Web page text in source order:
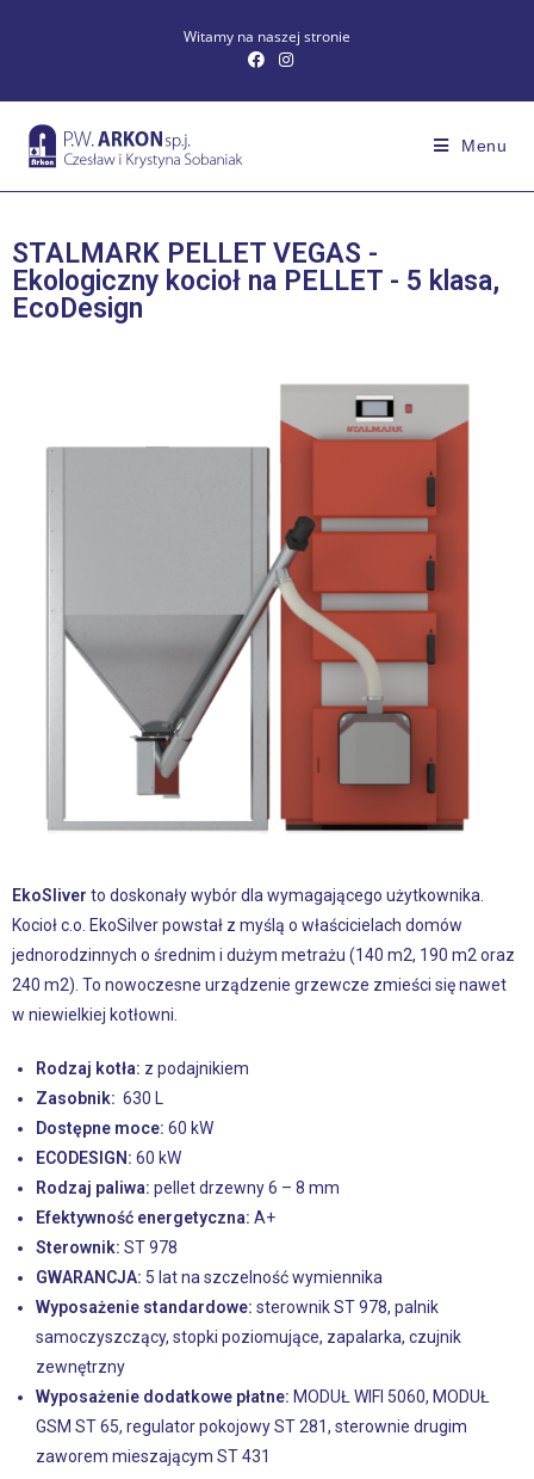
Witamy na naszej stronie
Menu
STALMARK PELLET VEGAS -
Ekologiczny kocioł na PELLET - 5 klasa,
EcoDesign
EkoSliver to doskonały wybór dla wymagającego użytkownika.
Kocioł c.o. EkoSilver powstał z myślą o właścicielach domów
jednorodzinnych o średnim i dużym metrażu (140 m2, 190 m2 oraz
240 m2). To nowoczesne urządzenie grzewcze zmieści się nawet
w niewielkiej kotłowni.
Rodzaj kotła: z podajnikiem
Zasobnik: 630 L
Dostępne moce: 60 kW
ECODESIGN: 60 kW
Rodzaj paliwa: pellet drzewny 6 – 8 mm
Efektywność energetyczna: A+
Sterownik: ST 978
GWARANCJA: 5 lat na szczelność wymiennika
Wyposażenie standardowe: sterownik ST 978, palnik
samoczyszczący, stopki poziomujące, zapalarka, czujnik
zewnętrzny
Wyposażenie dodatkowe płatne: MODUŁ WIFI 5060, MODUŁ
GSM ST 65, regulator pokojowy ST 281, sterownie drugim
zaworem mieszającym ST 431